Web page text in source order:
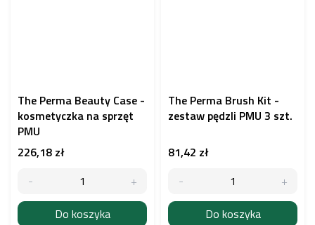
The Perma Beauty Case -
kosmetyczka na sprzęt
PMU
226,18 zł
Do koszyka
The Perma Brush Kit -
zestaw pędzli PMU 3 szt.
81,42 zł
Do koszyka